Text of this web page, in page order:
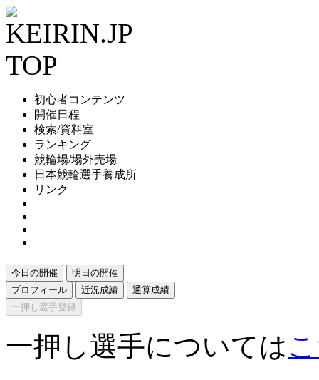
初心者コンテンツ
開催日程
検索/資料室
ランキング
競輪場/場外売場
日本競輪選手養成所
リンク
今日の開催
明日の開催
プロフィール
近況成績
通算成績
一押し選手登録
一押し選手については